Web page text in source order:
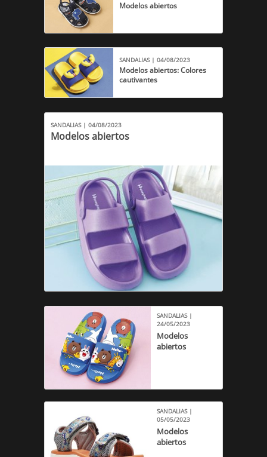
Modelos abiertos
SANDALIAS | 04/08/2023
Modelos abiertos: Colores
cautivantes
SANDALIAS | 04/08/2023
Modelos abiertos
SANDALIAS |
24/05/2023
Modelos
abiertos
SANDALIAS |
05/05/2023
Modelos
abiertos